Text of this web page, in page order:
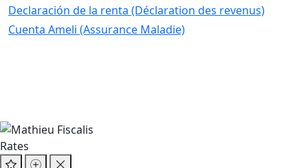
Declaración de la renta (Déclaration des revenus)
Cuenta Ameli (Assurance Maladie)
Rates